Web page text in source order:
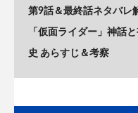
第9話＆最終話ネタバレ
「仮面ライダー」神話
史 あらすじ＆考察